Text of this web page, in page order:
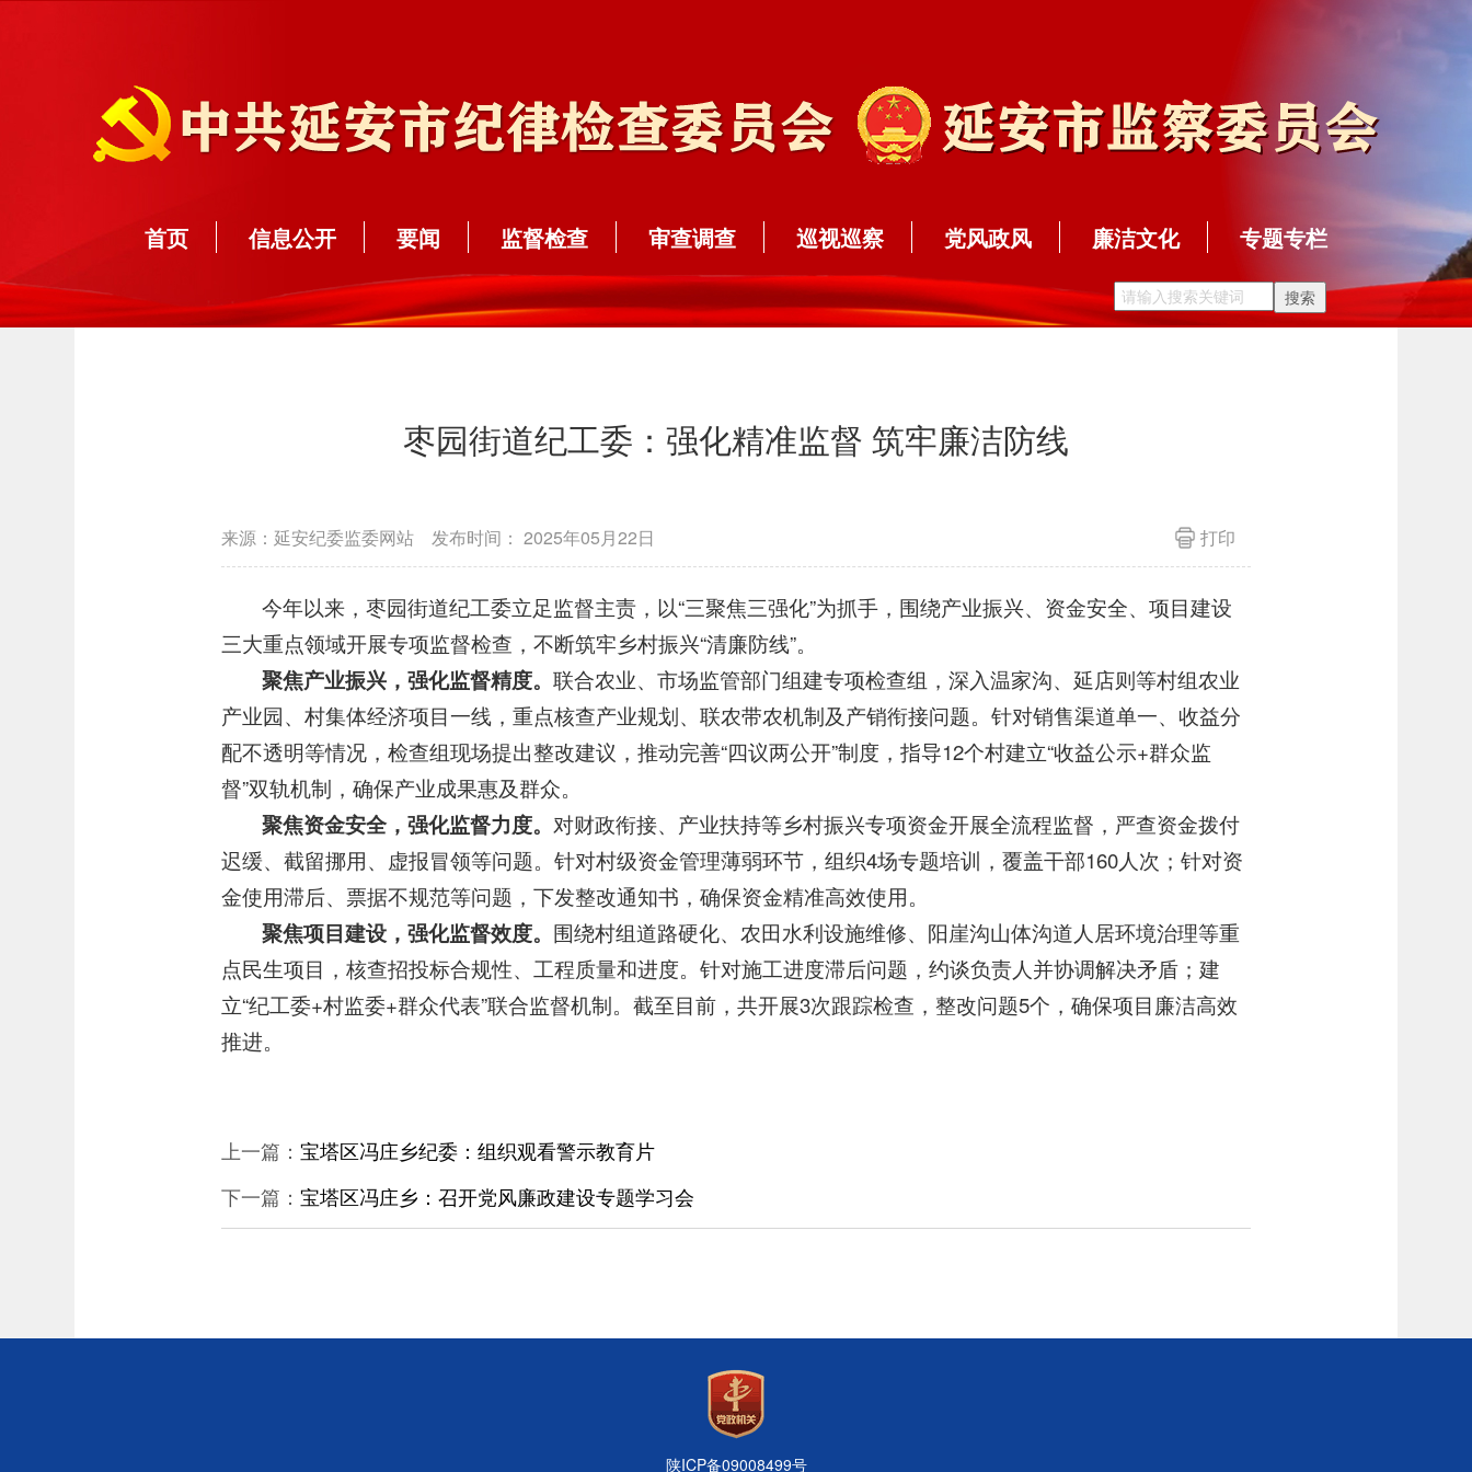
首页 信息公开 要闻 监督检查 审查调查 巡视巡察 党风政风 廉洁文化 专题专栏
枣园街道纪工委：强化精准监督 筑牢廉洁防线
来源：延安纪委监委网站 发布时间： 2025年05月22日 打印
今年以来，枣园街道纪工委立足监督主责，以“三聚焦三强化”为抓手，围绕产业振兴、资金安全、项目建设
三大重点领域开展专项监督检查，不断筑牢乡村振兴“清廉防线”。
聚焦产业振兴，强化监督精度。联合农业、市场监管部门组建专项检查组，深入温家沟、延店则等村组农业
产业园、村集体经济项目一线，重点核查产业规划、联农带农机制及产销衔接问题。针对销售渠道单一、收益分
配不透明等情况，检查组现场提出整改建议，推动完善“四议两公开”制度，指导12个村建立“收益公示+群众监
督”双轨机制，确保产业成果惠及群众。
聚焦资金安全，强化监督力度。对财政衔接、产业扶持等乡村振兴专项资金开展全流程监督，严查资金拨付
迟缓、截留挪用、虚报冒领等问题。针对村级资金管理薄弱环节，组织4场专题培训，覆盖干部160人次；针对资
金使用滞后、票据不规范等问题，下发整改通知书，确保资金精准高效使用。
聚焦项目建设，强化监督效度。 围绕村组道路硬化、农田水利设施维修、阳崖沟山体沟道人居环境治理等重
点民生项目，核查招投标合规性、工程质量和进度。针对施工进度滞后问题，约谈负责人并协调解决矛盾；建
立“纪工委+村监委+群众代表”联合监督机制。截至目前，共开展3次跟踪检查，整改问题5个，确保项目廉洁高效
推进。
上一篇： 宝塔区冯庄乡纪委：组织观看警示教育片
下一篇： 宝塔区冯庄乡：召开党风廉政建设专题学习会
陕ICP备09008499号